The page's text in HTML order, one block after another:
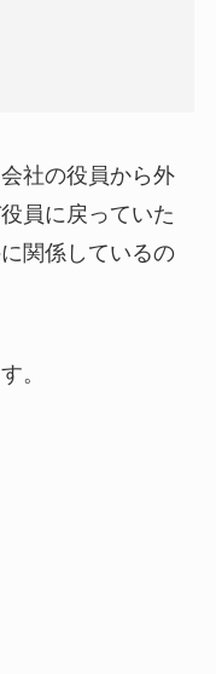
社の役員から外
員に戻っていた
関係しているの
。